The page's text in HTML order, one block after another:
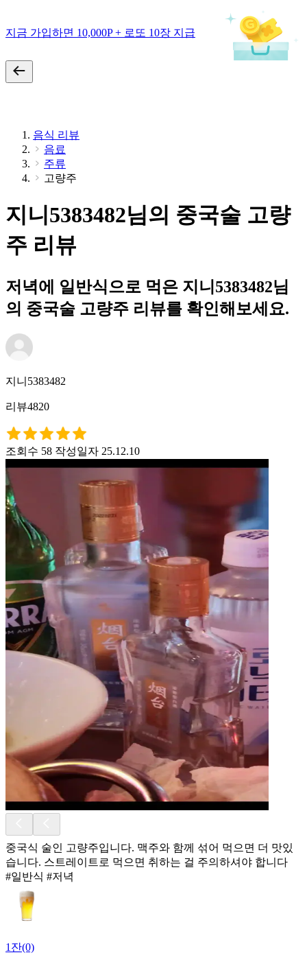
지금 가입하면 10,000P + 로또 10장 지급
음식 리뷰
음료
주류
고량주
지니5383482님의 중국술 고량
주 리뷰
저녁에 일반식으로 먹은 지니5383482님
의 중국술 고량주 리뷰를 확인해보세요.
지니5383482
리뷰4820
조회수 58 작성일자 25.12.10
중국식 술인 고량주입니다. 맥주와 함께 섞어 먹으면 더 맛있
습니다. 스트레이트로 먹으면 취하는 걸 주의하셔야 합니다
#일반식 #저녁
1잔(0)